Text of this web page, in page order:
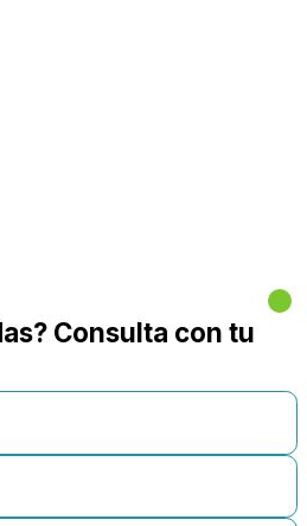
Consulta con tu